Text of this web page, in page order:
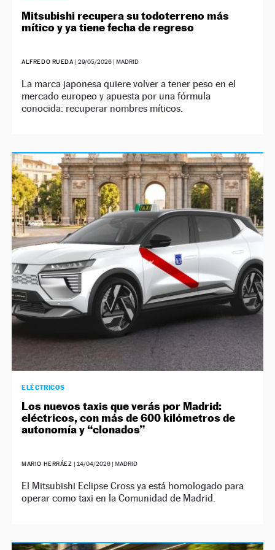
Mitsubishi recupera su todoterreno más
mítico y ya tiene fecha de regreso
ALFREDO RUEDA |29/05/2026 | MADRID
La marca japonesa quiere volver a tener peso en el
mercado europeo y apuesta por una fórmula
conocida: recuperar nombres míticos.
ELÉCTRICOS
Los nuevos taxis que verás por Madrid:
eléctricos, con más de 600 kilómetros de
autonomía y “clonados”
MARIO HERRÁEZ | 14/04/2026 | MADRID
El Mitsubishi Eclipse Cross ya está homologado para
operar como taxi en la Comunidad de Madrid.